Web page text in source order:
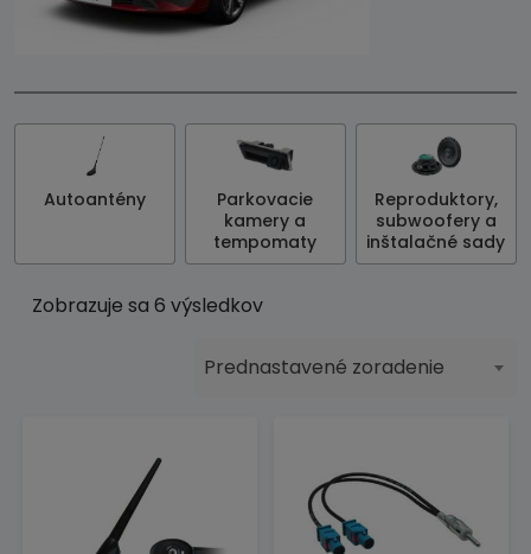
Autoantény
Parkovacie
kamery a
tempomaty
Reproduktory,
subwoofery a
inštalačné sady
Zobrazuje sa 6 výsledkov
Prednastavené zoradenie